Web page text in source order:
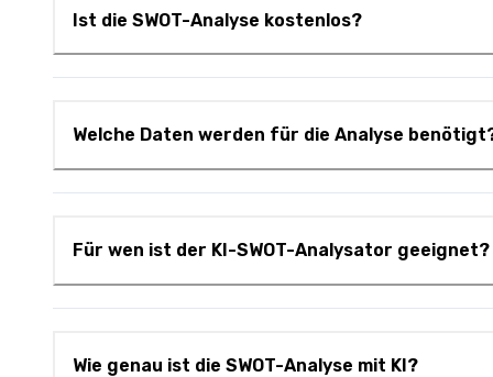
Ist die SWOT-Analyse kostenlos?
Welche Daten werden für die Analyse
Für wen ist der KI-SWOT-Analysator geeignet?
Wie genau ist die SWOT-Analyse mit KI?